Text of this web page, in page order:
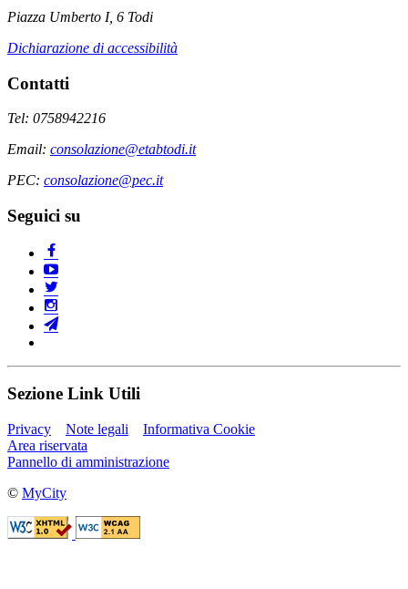
Piazza Umberto I, 6 Todi
Dichiarazione di accessibilità
Contatti
Tel: 0758942216
Email: consolazione@etabtodi.it
PEC: consolazione@pec.it
Seguici su
Sezione Link Utili
Privacy Note legali
Informativa Cookie
Area riservata
Pannello di amministrazione
© MyCity